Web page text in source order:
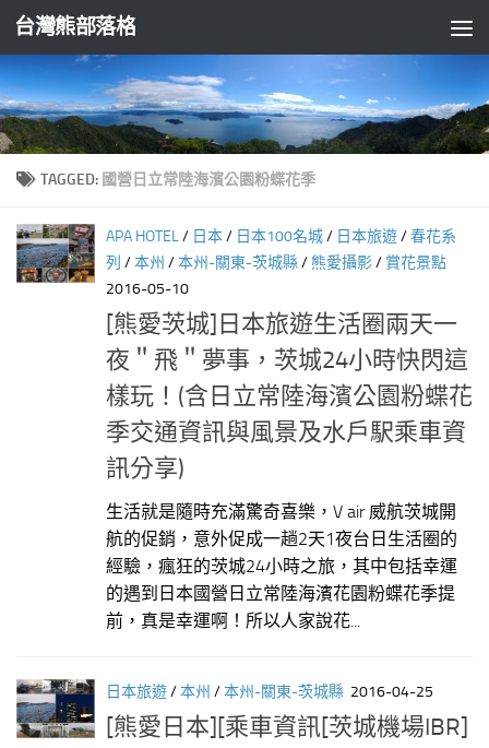
Skip to content
台灣熊部落格
TAGGED: 國營日立常陸海濱公園粉蝶花季
APA HOTEL/ 日本/ 日本100名城/ 日本旅遊/春花系
列 /本州 /本州-關東-茨城縣/ 熊愛攝影/ 賞花景點
2016-05-10
[熊愛茨城]日本旅遊生活圈兩天一
夜＂飛＂夢事，茨城24小時快閃這
樣玩！(含日立常陸海濱公園粉蝶花
季交通資訊與風景及水戶駅乘車資
訊分享)
生活就是隨時充滿驚奇喜樂，V air 威航茨城開
航的促銷，意外促成一趟2天1夜台日生活圈的
經驗，瘋狂的茨城24小時之旅，其中包括幸運
的遇到日本國營日立常陸海濱花園粉蝶花季提
前，真是幸運啊！所以人家說花...
日本旅遊/本州 /本州-關東-茨城縣 2016-04-25
[熊愛日本][乘車資訊[茨城機場IBR]